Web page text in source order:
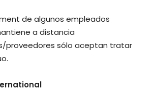
de algunos empleados
a distancia
proveedores sólo aceptan tratar